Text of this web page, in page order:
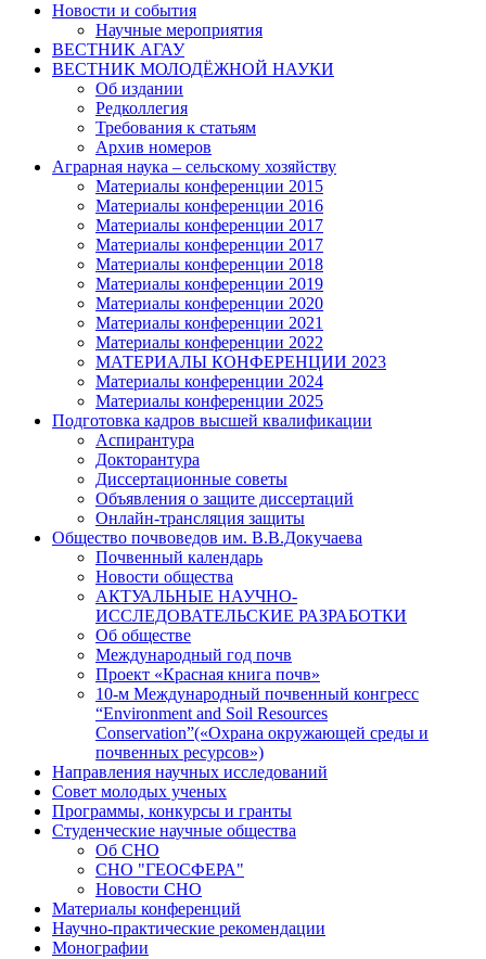
Новости и события
Научные мероприятия
ВЕСТНИК АГАУ
ВЕСТНИК МОЛОДЁЖНОЙ НАУКИ
Об издании
Редколлегия
Требования к статьям
Архив номеров
Аграрная наука – сельскому хозяйству
Материалы конференции 2015
Материалы конференции 2016
Материалы конференции 2017
Материалы конференции 2017
Материалы конференции 2018
Материалы конференции 2019
Материалы конференции 2020
Материалы конференции 2021
Материалы конференции 2022
МАТЕРИАЛЫ КОНФЕРЕНЦИИ 2023
Материалы конференции 2024
Материалы конференции 2025
Подготовка кадров высшей квалификации
Аспирантура
Докторантура
Диссертационные советы
Объявления о защите диссертаций
Онлайн-трансляция защиты
Общество почвоведов им. В.В.Докучаева
Почвенный календарь
Новости общества
АКТУАЛЬНЫЕ НАУЧНО-
ИССЛЕДОВАТЕЛЬСКИЕ РАЗРАБОТКИ
Об обществе
Международный год почв
Проект «Красная книга почв»
10-м Международный почвенный конгресс
“Environment and Soil Resources
Conservation”(«Охрана окружающей среды и
почвенных ресурсов»)
Направления научных исследований
Совет молодых ученых
Программы, конкурсы и гранты
Студенческие научные общества
Об СНО
СНО "ГЕОСФЕРА"
Новости СНО
Материалы конференций
Научно-практические рекомендации
Монографии